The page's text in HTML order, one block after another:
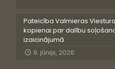
Pateicība Valmieras
kopienai par dalību
izaicinājumā
9. jūnijs, 2026